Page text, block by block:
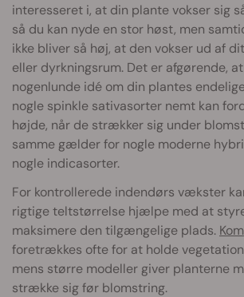
interesseret i, at din plante vokser sig
så du kan nyde en stor høst, men
ikke bliver så høj, at den vokser ud af
eller dyrkningsrum. Det er afgørende,
nogenlunde idé om din plantes
nogle spinkle sativasorter nemt kan
højde, når de strækker sig under
samme gælder for nogle moderne
nogle indicasorter.
For kontrollerede indendørs vækster
rigtige teltstørrelse hjælpe med at
maksimere den tilgængelige plads.
foretrækkes ofte for at holde
mens større modeller giver planterne
strække sig før blomstring.